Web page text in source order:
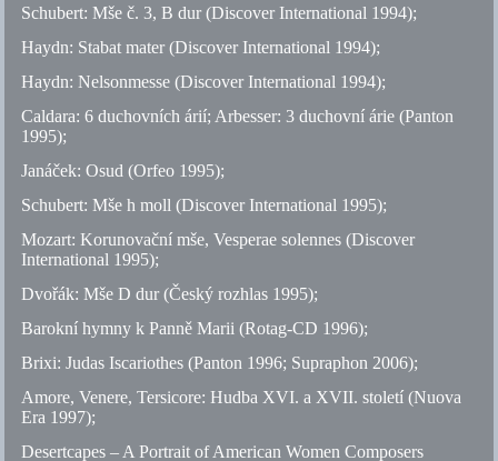
Schubert: Mšeč. 3, B dur (Discover International 1994);
Haydn: Stabat mater (Discover International 1994);
Haydn: Nelsonmesse (Discover International 1994);
Caldara: 6 duchovních árií; Arbesser: 3 duchovní árie (Panton
1995);
Janáček: Osud (Orfeo 1995);
Schubert: Mše h moll (Discover International 1995);
Mozart: Korunovační mše, Vesperae solennes (Discover
International 1995);
Dvořák: Mše D dur (Český rozhlas 1995);
Barokní hymny k Panně Marii (Rotag-CD 1996);
Brixi: Judas Iscariothes (Panton 1996; Supraphon 2006);
Amore, Venere, Tersicore: Hudba XVI. a XVII. století (Nuova
Era 1997);
Desertcapes – A Portrait of American Women Composers